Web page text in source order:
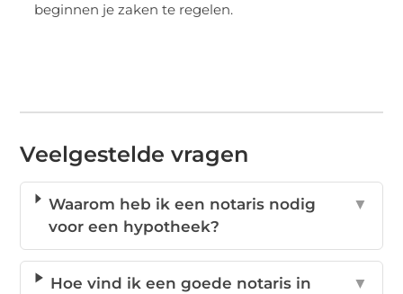
beginnen je zaken te regelen.
Veelgestelde vragen
Waarom heb ik een notaris nodig
voor een hypotheek?
▼
Hoe vind ik een goede notaris in
▼